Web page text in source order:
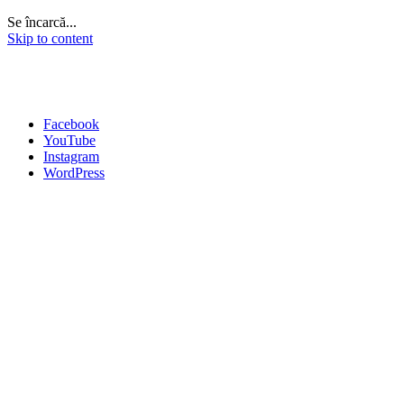
Se încarcă...
Skip to content
Facebook
YouTube
Instagram
WordPress